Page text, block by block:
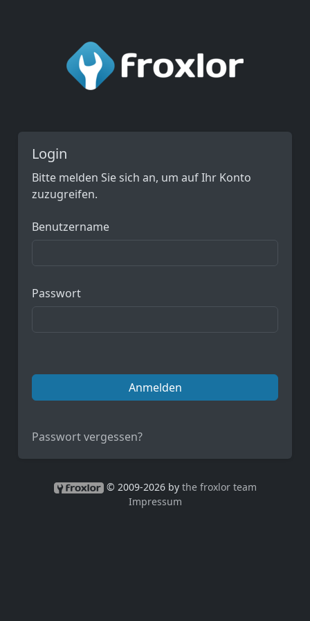
Login
Bitte melden Sie sich an, um auf Ihr Konto
zuzugreifen.
Benutzername
Passwort
Anmelden
Passwort vergessen?
© 2009-2026 by the froxlor team
Impressum